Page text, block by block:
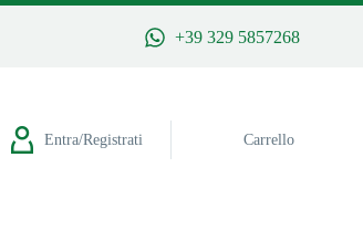
+39 329 5857268
Entra/Registrati Carrello